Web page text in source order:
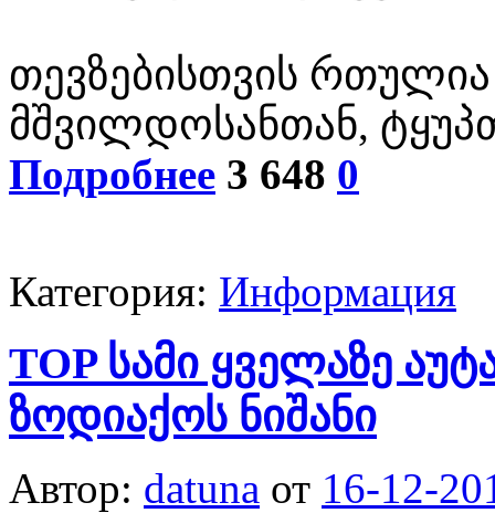
თევზებისთვის
მშვილდოსანთან,
Подробнее 3 648 0
Категория: Информация
TOP სამი ყველაზე
ზოდიაქოს ნიშანი
Автор: datuna от 16-12-